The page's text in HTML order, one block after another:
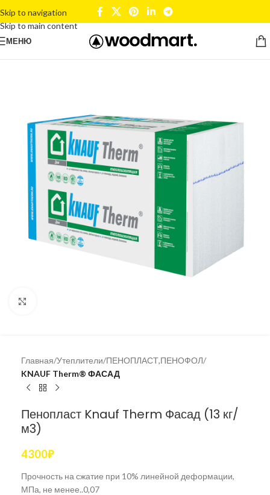
Skip to navigation
Skip to main content
МЕНЮ
Главная Утеплители ПЕНОПЛАСТ,ПЕНОФОЛ
KNAUF Therm® ФАСАД
Пенопласт Knauf Therm Фасад (13 кг/
м3)
4300₽
Прочность на сжатие при 10% линейной деформации,
МПа, не менее..0,07